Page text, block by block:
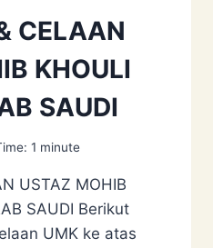
CELAAN
KHOULI
SAUDI
1 minute
USTAZ MOHIB
SAUDI Berikut
UMK ke atas